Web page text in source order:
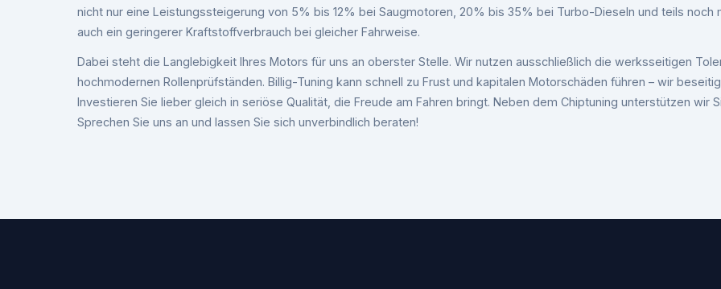
nicht nur eine Leistungssteigerung von 5% bis 12% bei Saugmotoren, 20% bis 35% bei Turbo-Dieseln und teils noch
auch ein geringerer Kraftstoffverbrauch bei gleicher Fahrweise.
Dabei steht die Langlebigkeit Ihres Motors für uns an oberster Stelle. Wir nutzen ausschließlich die werksseitigen
hochmodernen Rollenprüfständen. Billig-Tuning kann schnell zu Frust und kapitalen Motorschäden führen – wir
Investieren Sie lieber gleich in seriöse Qualität, die Freude am Fahren bringt. Neben dem Chiptuning unterstützen wir
Sprechen Sie uns an und lassen Sie sich unverbindlich beraten!